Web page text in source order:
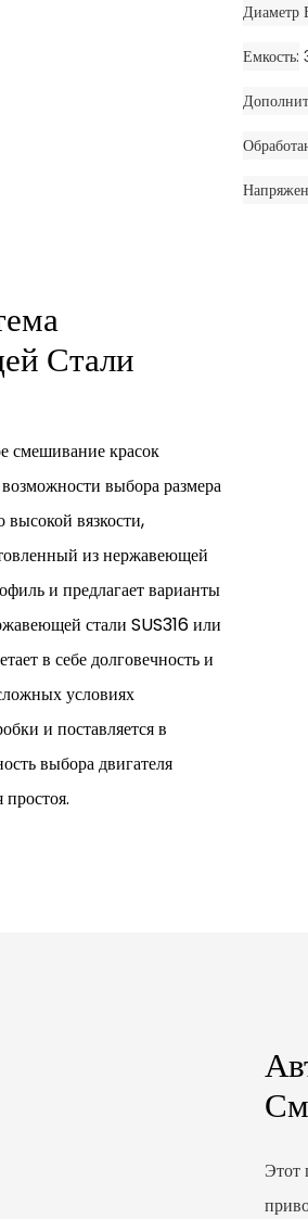
Диаметр
Емкость
Стали
смешивание красок
выбора размера
высокой вязкости,
из нержавеющей
и предлагает варианты
стали SUS316 или
в себе долговечность и
условиях
и поставляется в
выбора двигателя
Этот